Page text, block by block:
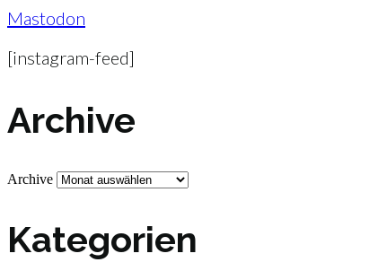
Mastodon
[instagram-feed]
Archive
Archive
Kategorien